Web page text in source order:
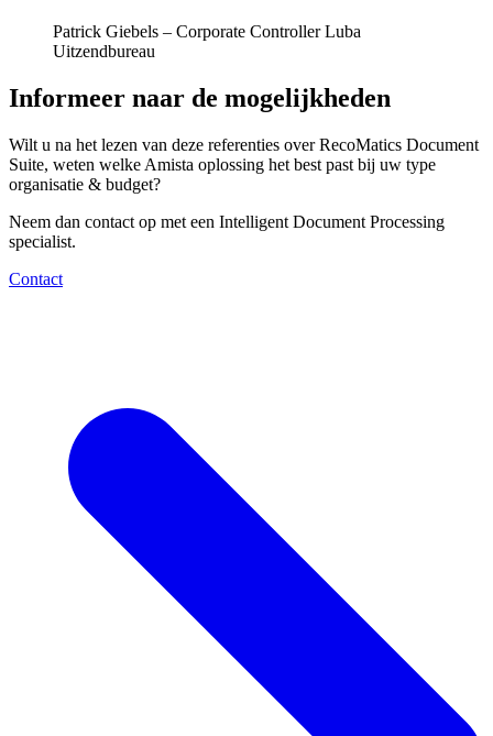
Patrick Giebels – Corporate Controller Luba
Uitzendbureau
Informeer naar de mogelijkheden
Wilt u na het lezen van deze referenties over RecoMatics Document
Suite, weten welke Amista oplossing het best past bij uw type
organisatie & budget?
Neem dan contact op met een Intelligent Document Processing
specialist.
Contact